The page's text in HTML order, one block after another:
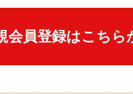
会員登録はこちら